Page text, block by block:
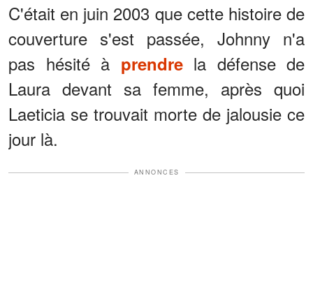
C'était en juin 2003 que cette histoire de
couverture s'est passée, Johnny n'a
pas hésité à prendrela défense de
Laura devant sa femme, après quoi
Laeticia se trouvait morte de jalousie ce
jour là.
ANNONCES